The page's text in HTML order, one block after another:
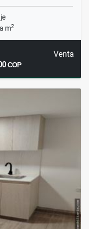
m2
Venta
COP